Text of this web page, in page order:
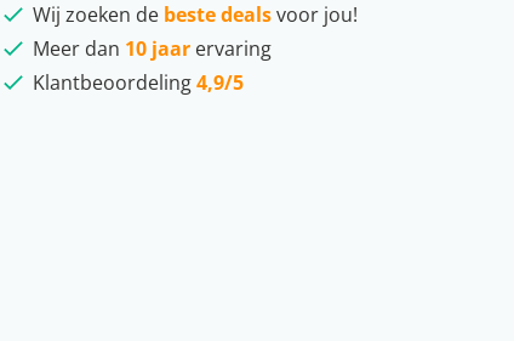
Wij zoeken de beste dealsvoor jou!
Meer dan 10 jaarervaring
Klantbeoordeling4,9/5